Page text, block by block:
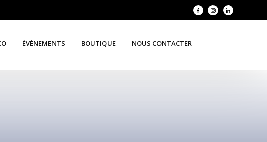
ÉVÈNEMENTS BOUTIQUE NOUS CONTACTER